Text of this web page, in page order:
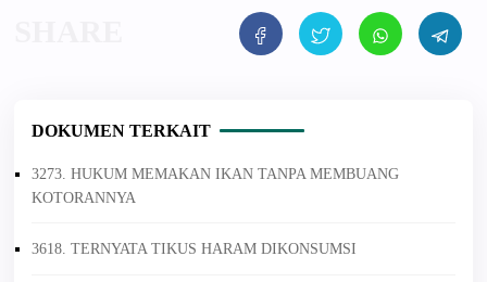
DOKUMEN TERKAIT
3273. HUKUM MEMAKAN IKAN TANPA MEMBUANG
KOTORANNYA
3618. TERNYATA TIKUS HARAM DIKONSUMSI